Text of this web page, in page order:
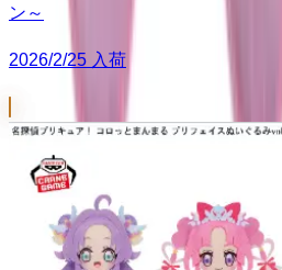
ン～
2026/2/25 入荷